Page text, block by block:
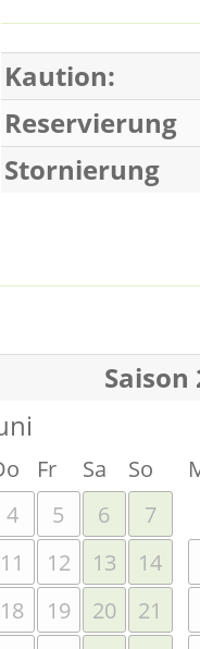
Kaution:
Reservierung
Stornierung
Saison
Fr Sa
So
4 5 6
7
11 12 13
14
18 19 20
21